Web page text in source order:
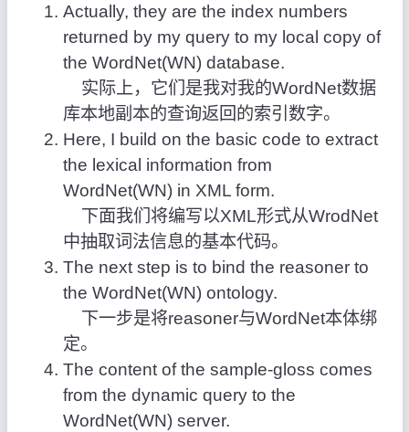
Actually, they are the index numbers
returned by my query to my local copy of
the WordNet(WN) database.
实际上，它们是我对我的WordNet数据
库本地副本的查询返回的索引数字。
Here, I build on the basic code to extract
the lexical information from
WordNet(WN) in XML form.
下面我们将编写以XML形式从WrodNet
中抽取词法信息的基本代码。
The next step is to bind the reasoner to
the WordNet(WN) ontology.
下一步是将reasoner与WordNet本体绑
定。
The content of the sample-gloss comes
from the dynamic query to the
WordNet(WN) server.